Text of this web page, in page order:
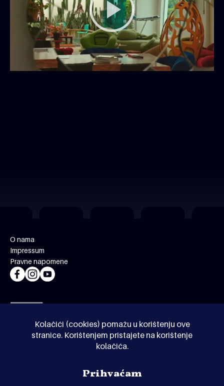
Kolačići (cookies) pomažu u korištenju ove
stranice. Korištenjem pristajete na korištenje
kolačića.
Prihvaćam
O nama
Impressum
Pravne napomene
© Kinoholik 2026. Kinoholik nije organizator programa.
Organizatori zadržavaju pravo izmjene programa.